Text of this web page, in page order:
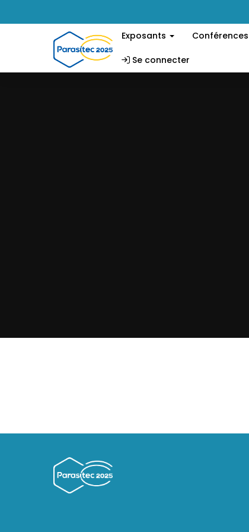
Exposants Conférences
Se connecter